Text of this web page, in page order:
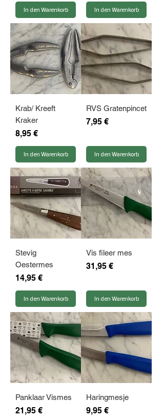
In den Warenkorb In den Warenkorb
Krab/ Kreeft
Kraker
Preis
8,95 €
In den Warenkorb
RVS Gratenpincet
Preis
7,95 €
In den Warenkorb
Stevig
Oestermes
Preis
14,95 €
In den Warenkorb
Vis fileer mes
Preis
31,95 €
In den Warenkorb
Panklaar Vismes
Preis
21,95 €
Haringmesje
Preis
9,95 €